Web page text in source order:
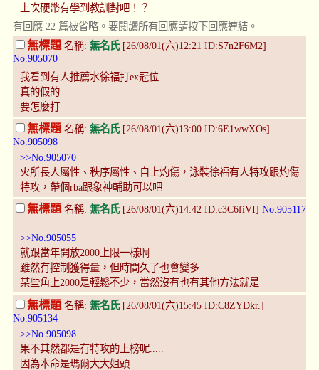
上次硬幣有學到教訓對吧！？
有回應 22 篇被省略。要閱讀所有回應請按下回應連結。
無標題 名稱: 無名氏[26/08/01(六)12:21 ID:S7n2F6M2]
No.905070
我看到有人推薦水徐福打ex冠位
真的假的
要怎麼打
無標題 名稱: 無名氏[26/08/01(六)13:00 ID:6E1wwXOs]
No.905098
>>No.905070
火所長人屬性、秩序屬性、自上灼傷，泳裝徐福有人特攻跟灼傷
特攻，帶個rba跟象神輔助可以吧
無標題名稱: 無名氏[26/08/01(六)14:42 ID:c3C6fiVI] No.905117
>>No.905055
就跟當年開放2000上限一樣啊
雖然有控制獲得量，但時間久了也會變多
某些角上2000是輕鬆不少，當然沒有也有其他方法就是
無標題 名稱: 無名氏[26/08/01(六)15:45 ID:C8ZYDkr.]
No.905134
>>No.905098
果不其然都是有特攻的上榜呢.....
因為本命是瑪爾大大姐頭